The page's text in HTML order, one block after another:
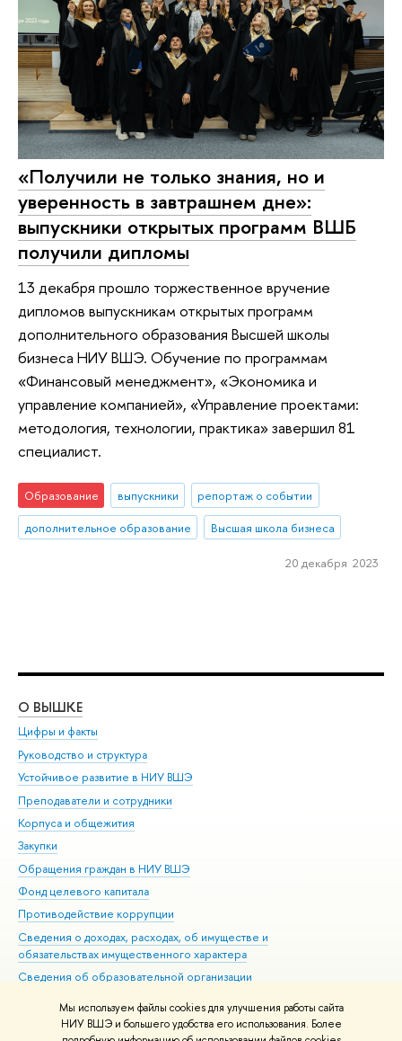
Мы используем файлы cookies для улучшения работы сайта
НИУ ВШЭ и большего удобства его использования. Более
«Получили не только знания, но и
уверенность в завтрашнем дне»:
выпускники открытых программ ВШБ
получили дипломы
13 декабря прошло торжественное вручение
дипломов выпускникам открытых программ
дополнительного образования Высшей школы
бизнеса НИУ ВШЭ. Обучение по программам
«Финансовый менеджмент», «Экономика и
управление компанией», «Управление проектами:
методология, технологии, практика» завершил 81
специалист.
Образование выпускники
репортаж о событии
дополнительное образование
Высшая школа бизнеса
20 декабря 2023
О ВЫШКЕ
Цифры и факты
Руководство и структура
Устойчивое развитие в НИУ ВШЭ
Преподаватели и сотрудники
Корпуса и общежития
Закупки
Обращения граждан в НИУ ВШЭ
Фонд целевого капитала
Противодействие коррупции
Сведения о доходах, расходах, об имуществе и
обязательствах имущественного характера
Сведения об образовательной организации
Людям с ограниченными возможностями здоровья
Единая платежная страница